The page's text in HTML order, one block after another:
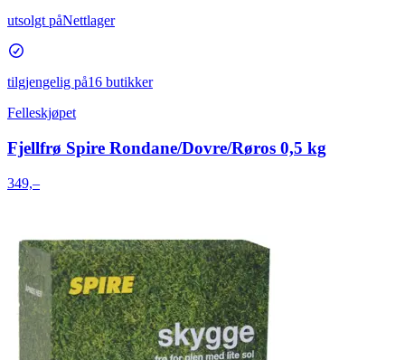
utsolgt påNettlager
tilgjengelig på16 butikker
Felleskjøpet
Fjellfrø Spire Rondane/Dovre/Røros 0,5 kg
349,–